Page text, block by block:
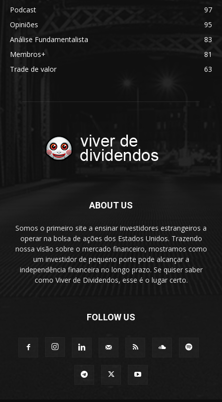
Podcast
97
Opiniões
95
Análise Fundamentalista
83
Membros+
81
Trade de valor
63
ABOUT US
Somos o primeiro site a ensinar investidores estrangeiros a
operar na bolsa de ações dos Estados Unidos. Trazendo
nossa visão sobre o mercado financeiro, mostramos como
um investidor de pequeno porte pode alcançar a
independência financeira no longo prazo. Se quiser saber
como Viver de Dividendos, esse é o lugar certo.
FOLLOW US